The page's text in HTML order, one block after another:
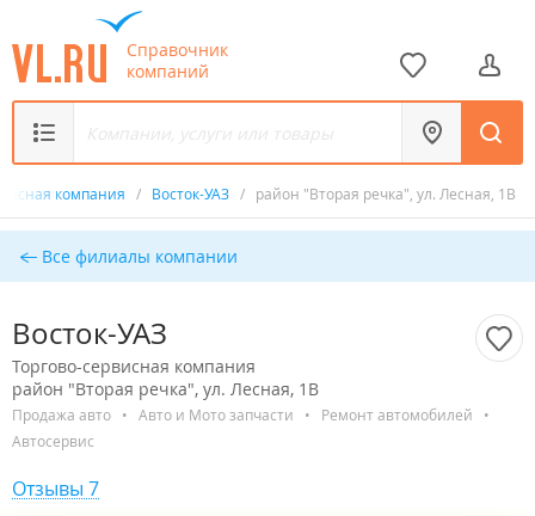
Справочник
компаний
компания / Восток-УАЗ / район "Вторая речка", ул. Лесная, 1В
Все филиалы компании
Восток-УАЗ
Торгово-сервисная компания
район "Вторая речка", ул. Лесная, 1В
Продажа авто • Авто и Мото запчасти • Ремонт автомобилей
•
Автосервис
Отзывы 7